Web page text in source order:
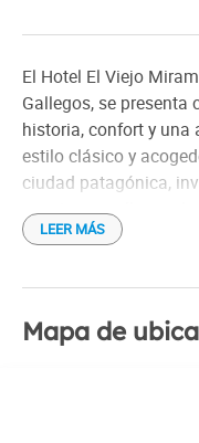
El Hotel El Viejo
Gallegos, se
historia, confort y una
estilo clásico y
ciudad patagónica,
sus rincones llenos de
habitaciones
largas jornadas de
está pensado para
LEER MÁS
Mapa de